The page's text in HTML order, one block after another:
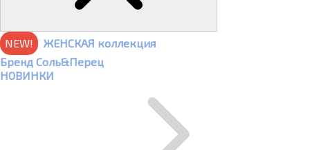
NEW!
ЖЕНСКАЯ коллекция
Бренд Соль&Перец
НОВИНКИ